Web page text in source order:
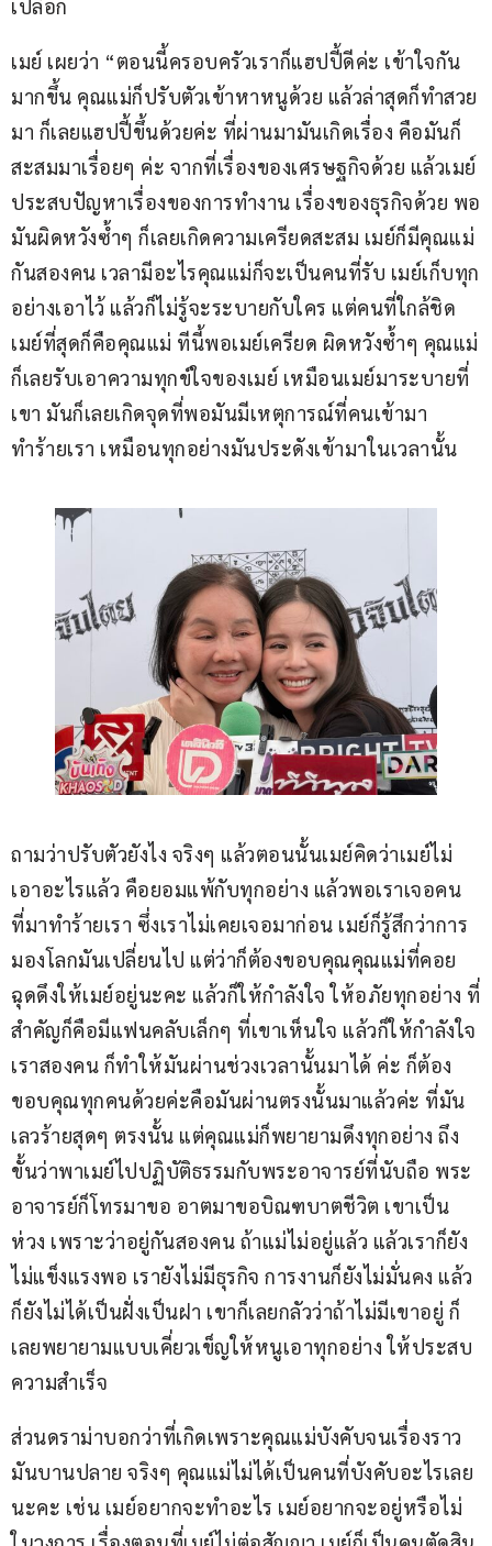
เปลือก
เมย์ เผยว่า “ตอนนี้ครอบครัวเราก็แฮปปี้ดีค่ะ เข้าใจกัน
มากขึ้น คุณแม่ก็ปรับตัวเข้าหาหนูด้วย แล้วล่าสุดก็ทำสวย
มา ก็เลยแฮปปี้ขึ้นด้วยค่ะ ที่ผ่านมามันเกิดเรื่อง คือมันก็
สะสมมาเรื่อยๆ ค่ะ จากที่เรื่องของเศรษฐกิจด้วย แล้วเมย์
ประสบปัญหาเรื่องของการทำงาน เรื่องของธุรกิจด้วย พอ
มันผิดหวังซ้ำๆ ก็เลยเกิดความเครียดสะสม เมย์ก็มีคุณแม่
กันสองคน เวลามีอะไรคุณแม่ก็จะเป็นคนที่รับ เมย์เก็บทุก
อย่างเอาไว้ แล้วก็ไม่รู้จะระบายกับใคร แต่คนที่ใกล้ชิด
เมย์ที่สุดก็คือคุณแม่ ทีนี้พอเมย์เครียด ผิดหวังซ้ำๆ คุณแม่
ก็เลยรับเอาความทุกข์ใจของเมย์ เหมือนเมย์มาระบายที่
เขา มันก็เลยเกิดจุดที่พอมันมีเหตุการณ์ที่คนเข้ามา
ทำร้ายเรา เหมือนทุกอย่างมันประดังเข้ามาในเวลานั้น
ถามว่าปรับตัวยังไง จริงๆ แล้วตอนนั้นเมย์คิดว่าเมย์ไม่
เอาอะไรแล้ว คือยอมแพ้กับทุกอย่าง แล้วพอเราเจอคน
ที่มาทำร้ายเรา ซึ่งเราไม่เคยเจอมาก่อน เมย์ก็รู้สึกว่าการ
มองโลกมันเปลี่ยนไป แต่ว่าก็ต้องขอบคุณคุณแม่ที่คอย
ฉุดดึงให้เมย์อยู่นะคะ แล้วก็ให้กำลังใจ ให้อภัยทุกอย่าง ที่
สำคัญก็คือมีแฟนคลับเล็กๆ ที่เขาเห็นใจ แล้วก็ให้กำลังใจ
เราสองคน ก็ทำให้มันผ่านช่วงเวลานั้นมาได้ ค่ะ ก็ต้อง
ขอบคุณทุกคนด้วยค่ะคือมันผ่านตรงนั้นมาแล้วค่ะ ที่มัน
เลวร้ายสุดๆ ตรงนั้น แต่คุณแม่ก็พยายามดึงทุกอย่าง ถึง
ขั้นว่าพาเมย์ไปปฏิบัติธรรมกับพระอาจารย์ที่นับถือ พระ
อาจารย์ก็โทรมาขอ อาตมาขอบิณฑบาตชีวิต เขาเป็น
ห่วง เพราะว่าอยู่กันสองคน ถ้าแม่ไม่อยู่แล้ว แล้วเราก็ยัง
ไม่แข็งแรงพอ เรายังไม่มีธุรกิจ การงานก็ยังไม่มั่นคง แล้ว
ก็ยังไม่ได้เป็นฝั่งเป็นฝา เขาก็เลยกลัวว่าถ้าไม่มีเขาอยู่ ก็
เลยพยายามแบบเคี่ยวเข็ญให้หนูเอาทุกอย่าง ให้ประสบ
ความสำเร็จ
ส่วนดราม่าบอกว่าที่เกิดเพราะคุณแม่บังคับจนเรื่องราว
มันบานปลาย จริงๆ คุณแม่ไม่ได้เป็นคนที่บังคับอะไรเลย
นะคะ เช่น เมย์อยากจะทำอะไร เมย์อยากจะอยู่หรือไม่